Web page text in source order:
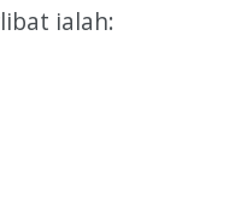
ialah: